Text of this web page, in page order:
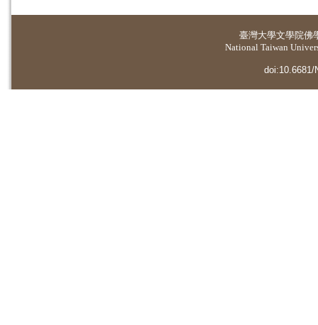
臺灣大學文學院佛
National Taiwan
doi:10.6681/